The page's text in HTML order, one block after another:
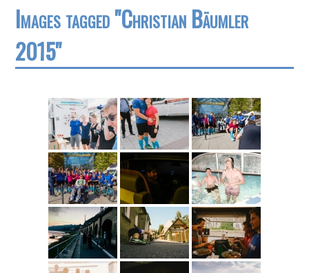
Images tagged "Christian Bäumler
2015"